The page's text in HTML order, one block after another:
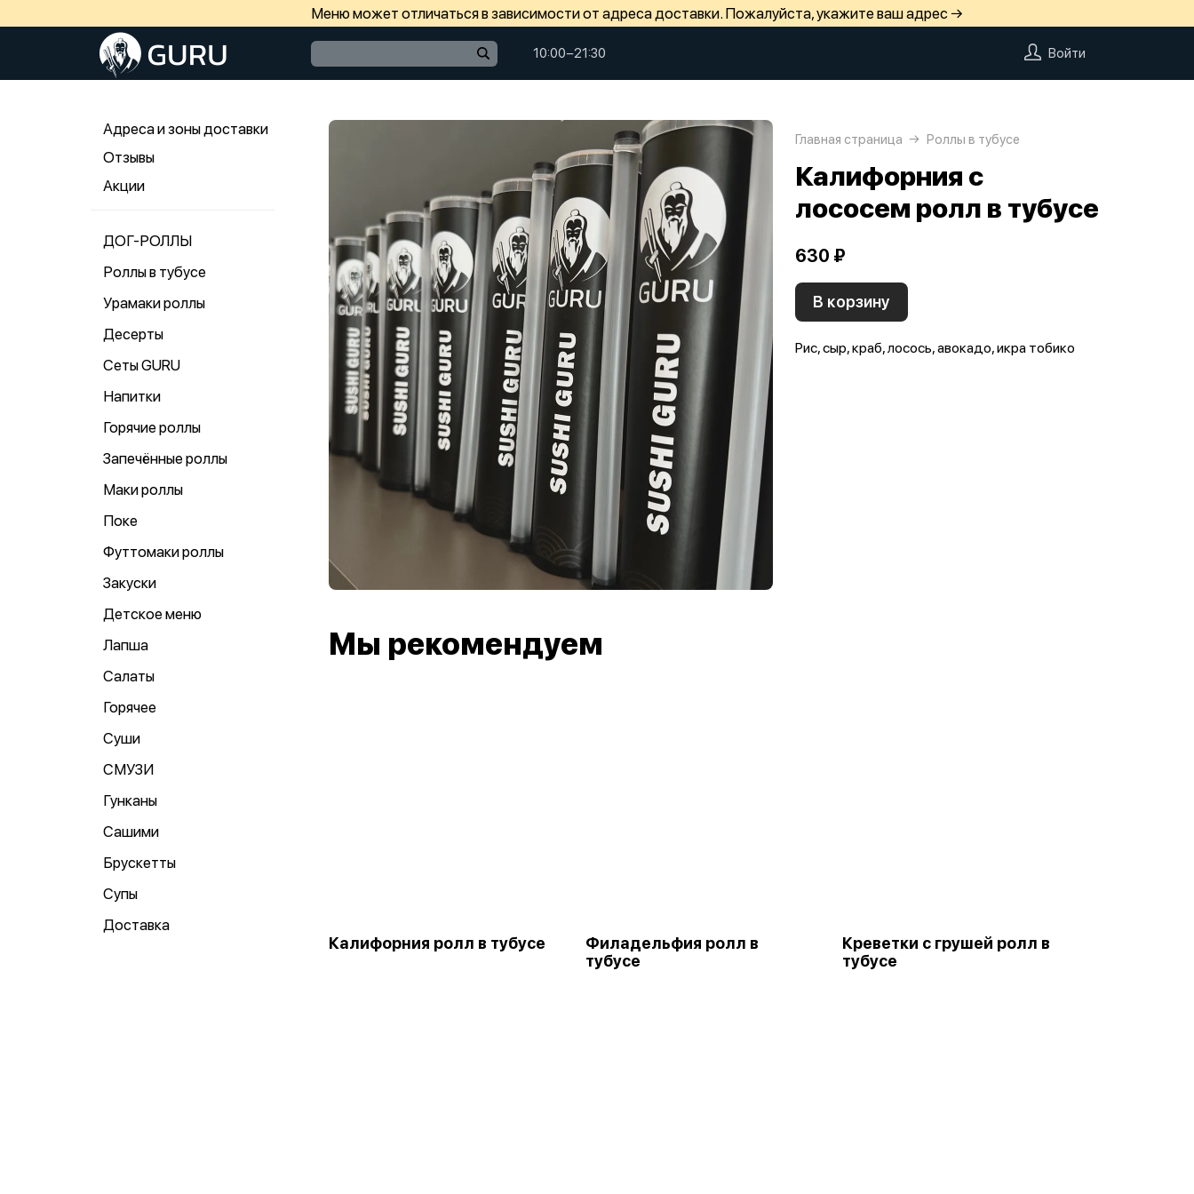
Меню может отличаться в зависимости от адреса доставки. Пожалуйста, укажите ваш адрес →
10:00−21:30 Войти
Адреса и зоны доставки
Отзывы
Акции
ДОГ-РОЛЛЫ
Роллы в тубусе
Урамаки роллы
Десерты
Сеты GURU
Напитки
Горячие роллы
Запечённые роллы
Маки роллы
Поке
Футтомаки роллы
Закуски
Детское меню
Лапша
Салаты
Горячее
Суши
СМУЗИ
Гунканы
Сашими
Брускетты
Супы
Доставка
Главная страница Роллы в тубусе
Калифорния с
лососем ролл в тубусе
630 ₽
В корзину
Рис, сыр, краб, лосось, авокадо, икра тобико
Мы рекомендуем
Калифорния ролл в тубусе
Филадельфия ролл в
тубусе
Креветки с грушей ролл в
тубусе